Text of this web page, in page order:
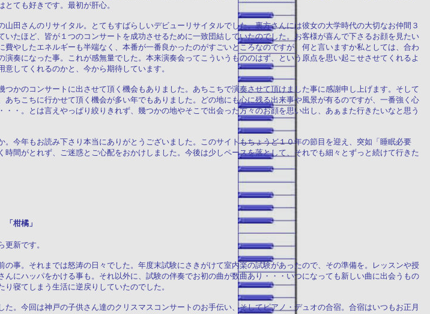
ても好きです。最初が肝心。
田さんのリサイタル。とてもすばらしいデビューリサイタルでした。裏方さんには彼女の大学時代の大切なお仲間３
たほど、皆が１つのコンサートを成功させるために一致団結していたのでした。お客様が喜んで下さるお顔を見たい
やしたエネルギーも半端なく、本番が一番良かったのがすごいところなのですが、何と言いますか私としては、合わ
奏になった事。これが感無量でした。本来演奏会ってこういうもののはず、という原点を思い起こせさせてくれるよ
してくれるのかと、今から期待しています。
かのコンサートに出させて頂く機会もありました。あちこちで演奏させて頂けました事に感謝申し上げます。そして
ちこちに行かせて頂く機会が多い年でもありました。どの地にも心に残る出来事や風景が有るのですが、一番強く心
・。とは言えやっぱり絞りきれず、幾つかの地やそこで出会った方々のお顔を思い出し、あぁまた行きたいなと思う
今年もお読み下さり本当にありがとうございました。このサイトもちょうど１０年の節目を迎え、突如「睡眠必要
間がとれず、ご迷惑とご心配をおかけしました。今後は少しペースを落として、それでも細々とずっと続けて行きた
橘」
新です。
事。それまでは怒涛の日々でした。年度末試験にさきがけて室内楽の試験があったので、その準備を。レッスンや授
にハッパをかける事も。それ以外に、試験の伴奏でお初の曲が数曲あり・・・いつになっても新しい曲に出会うもの
寝てしまう生活に逆戻りしていたのでした。
。今回は神戸の子供さん達のクリスマスコンサートのお手伝い、そしてピアノ・デュオの合宿。合宿はいつもお正月